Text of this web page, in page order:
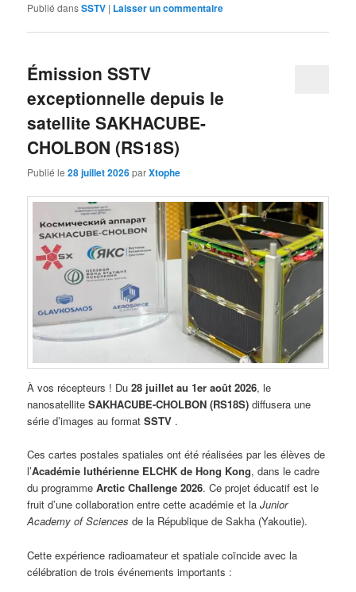
Publié dansSSTV | Laisser un commentaire
Émission SSTV
exceptionnelle depuis le
satellite SAKHACUBE-
CHOLBON (RS18S)
Publié le28 juillet 2026parXtophe
À vos récepteurs ! Du28 juillet au 1er août 2026, le
nanosatelliteSAKHACUBE-CHOLBON (RS18S) diffusera une
série d’images au formatSSTV .
Ces cartes postales spatiales ont été réalisées par les élèves de
l’Académie luthérienne ELCHK de Hong Kong, dans le cadre
du programmeArctic Challenge 2026. Ce projet éducatif est le
fruit d’une collaboration entre cette académie et laJunior
Academy of Sciences de la République de Sakha (Yakoutie).
Cette expérience radioamateur et spatiale coïncide avec la
célébration de trois événements importants :